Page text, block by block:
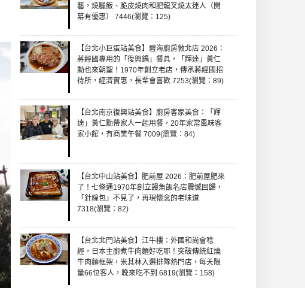
藝，燒臘飯、脆皮燒肉和肥龍叉燒太迷人（開
幕有優惠） 7446(瀏覽：125)
【台北小巨蛋站美食】碧海廚房敦北店 2026：
蔣經國專用的「復興鍋」餐具，「輝達」黃仁
勳也來朝聖！1970年創立老店，傳承蔣經國招
待所，經濟實惠，長輩會喜歡 7253(瀏覽：89)
【台北南京復興站美食】廚房客家美食：「輝
達」黃仁勳帶家人一起用餐，20年家常風味客
家小館，有商業午餐 7009(瀏覽：84)
【台北中山站美食】肥前屋 2026：肥前屋肥來
了！七條通1970年創立饅魚飯名店震憾回歸，
「針線包」不見了，再現懷念的老味道
7318(瀏覽：82)
【台北北門站美食】江牛樓：外國和尚會唸
經，日本主廚煮牛肉麵好吃耶！突破傳統紅燒
牛肉麵框架，米其林入選排隊熱門店，每天限
量66位客人，晚來吃不到 6819(瀏覽：158)